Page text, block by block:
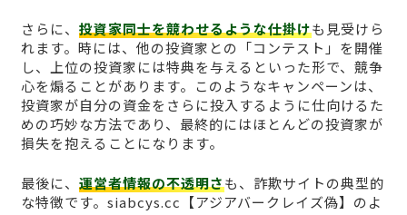
さらに、 投資家同士を競わせるような仕掛けも見受けら
れます。時には、他の投資家との「コンテスト」を開催
し、上位の投資家には特典を与えるといった形で、競争
心を煽ることがあります。このようなキャンペーンは、
投資家が自分の資金をさらに投入するように仕向けるた
めの巧妙な方法であり、最終的にはほとんどの投資家が
損失を抱えることになります。
最後に、 運営者情報の不透明さも、詐欺サイトの典型的
な特徴です。siabcys.cc【アジアバークレイズ偽】のよ